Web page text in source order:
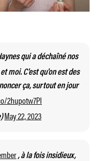
qui a déchaîné nos
moi. C'est qu'on est des
ça, surtout en jour
2hupotw7PI
May 22, 2023
, à la fois insidieux,